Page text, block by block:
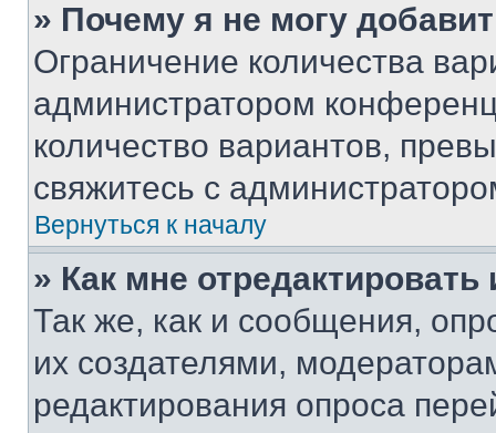
» Почему я не могу
Ограничение количества
администратором
количество вариантов,
свяжитесь с
Вернуться к началу
» Как мне
Так же, как и сообщения,
их создателями,
редактирования опроса